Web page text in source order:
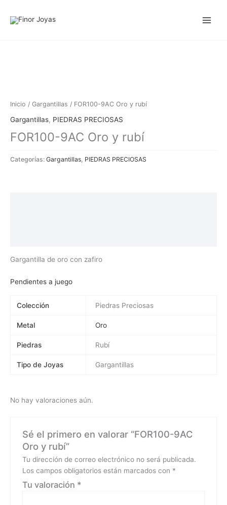
Inicio / Gargantillas / FOR100-9AC Oro y rubí
Gargantillas, PIEDRAS PRECIOSAS
FOR100-9AC Oro y rubí
Categorías: Gargantillas PIEDRAS PRECIOSAS
Gargantilla de oro con zafiro
Pendientes a juego
Colección Piedras Preciosas
Metal Oro
Piedras Rubí
Tipo de Joyas Gargantillas
No hay valoraciones aún.
Sé el primero en valorar “FOR100-9AC
Oro y rubí”
Tu dirección de correo electrónico no será publicada.
Los campos obligatorios están marcados con *
Tu valoración *